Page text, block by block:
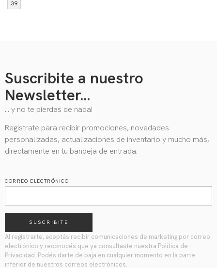
39
Suscribite a nuestro
Newsletter...
… y no te pierdas de nada!
Registrate para recibir promociones, novedades
personalizadas, actualizaciones de inventario y mucho más,
directamente en tu bandeja de entrada.
CORREO ELECTRÓNICO
SUSCRIBITE
Al registrarte, aceptás recibir comunicaciones de marketing por correo
electrónico y reconocés que ya consultaste nuestra Política de
Privacidad. Podés darte de baja en cualquier momento en la parte
inferior de nuestros correos electrónicos.